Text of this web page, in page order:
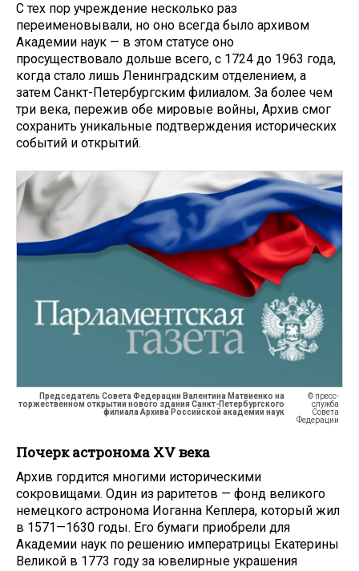
С тех пор учреждение несколько раз
переименовывали, но оно всегда было архивом
Академии наук — в этом статусе оно
просуществовало дольше всего, с 1724 до 1963 года,
когда стало лишь Ленинградским отделением, а
затем Санкт-Петербургским филиалом. За более чем
три века, пережив обе мировые войны, Архив смог
сохранить уникальные подтверждения исторических
событий и открытий.
Председатель Совета Федерации Валентина Матвиенко на
торжественном открытии нового здания Санкт-Петербургского
филиала Архива Российской академии наук
© пресс-
служба
Совета
Федерации
Почерк астронома XV века
Архив гордится многими историческими
сокровищами. Один из раритетов — фонд великого
немецкого астронома Иоганна Кеплера, который жил
в 1571—1630 годы. Его бумаги приобрели для
Академии наук по решению императрицы Екатерины
Великой в 1773 году за ювелирные украшения